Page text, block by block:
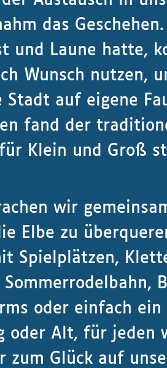
das
und Laune hatte,
Wunsch nutzen,
Stadt auf eigene
fand der
Klein und Groß
wir
Elbe zu
Spielplätzen,
oder einfach ein
oder Alt, für jeden
zum Glück auf